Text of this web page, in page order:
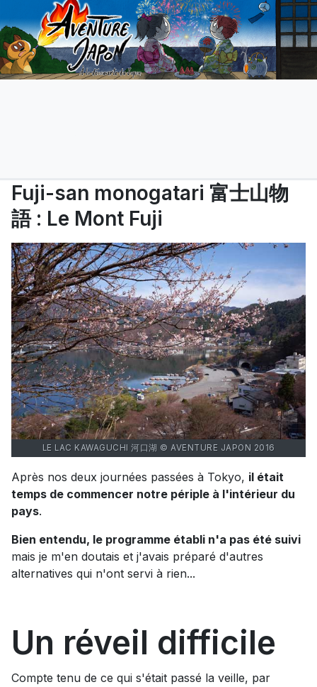
Fuji-san monogatari 富士山物
語 : Le Mont Fuji
LE LAC KAWAGUCHI 河口湖 © AVENTURE JAPON 2016
Après nos deux journées passées à Tokyo, il était
temps de commencer notre périple à l'intérieur du
pays.
Bien entendu, le programme établi n'a pas été suivi
mais je m'en doutais et j'avais préparé d'autres
alternatives qui n'ont servi à rien...
Un réveil difficile
Compte tenu de ce qui s'était passé la veille, par